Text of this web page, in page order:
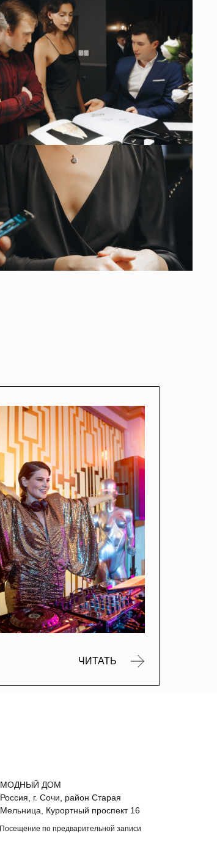
ЧИТАТЬ
МОДНЫЙ ДОМ
Россия, г. Сочи, район Старая
Мельница, Курортный проспект 16
Посещение по предварительной записи